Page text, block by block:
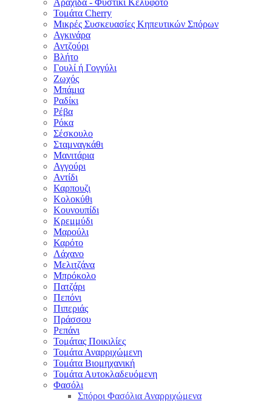
Αραχίδα - Φυστίκι Κελυφοτό
Τομάτα Cherry
Μικρές Συσκευασίες Κηπευτικών Σπόρων
Αγκινάρα
Αντζούρι
Βλήτο
Γουλί ή Γογγύλι
Ζωχός
Μπάμια
Ραδίκι
Ρέβα
Ρόκα
Σέσκουλο
Σταμναγκάθι
Μανιτάρια
Αγγούρι
Αντίδι
Καρπουζι
Κολοκύθι
Κουνουπίδι
Κρεμμύδι
Μαρούλι
Καρότο
Λάχανο
Μελιτζάνα
Μπρόκολο
Πατζάρι
Πεπόνι
Πιπεριάς
Πράσσου
Ρεπάνι
Τομάτας Ποικιλίες
Τομάτα Αναρριχώμενη
Τομάτα Βιομηχανική
Τομάτα Αυτοκλαδευόμενη
Φασόλι
Σπόροι Φασόλια Αναρριχώμενα